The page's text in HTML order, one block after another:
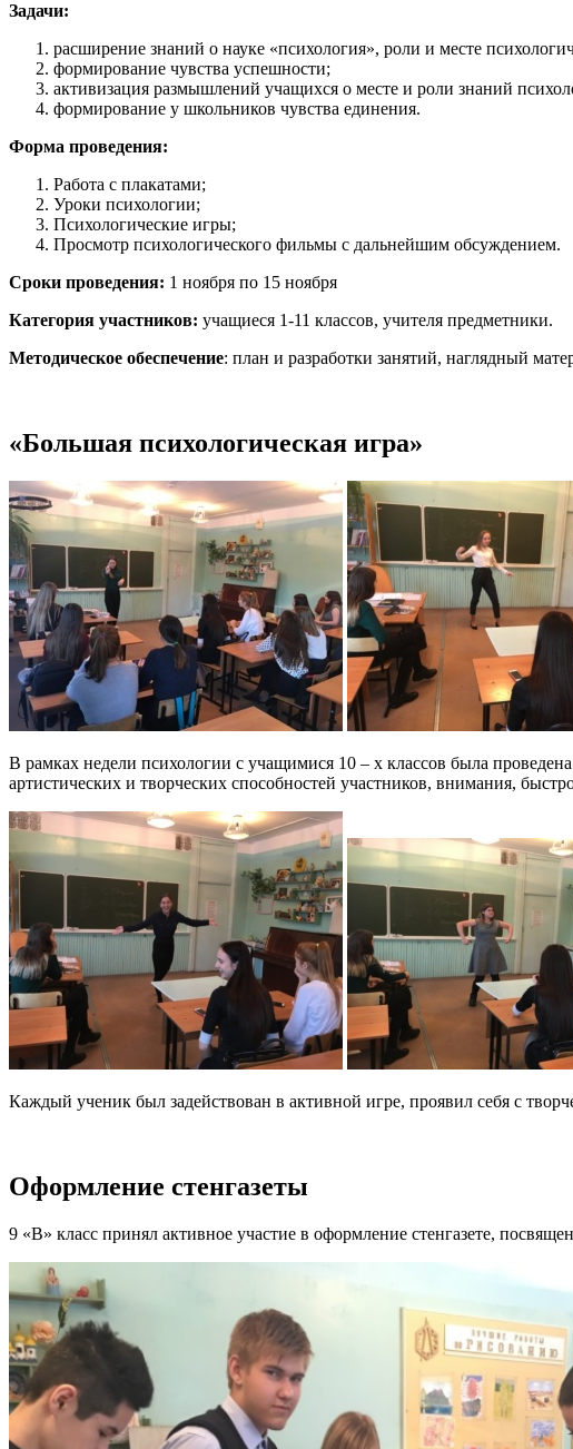
Задачи:
расширение знаний о науке «психология», роли и месте
формирование чувства успешности;
активизация размышлений учащихся о месте и роли знаний
формирование у школьников чувства единения.
Форма проведения:
Работа с плакатами;
Уроки психологии;
Психологические игры;
Просмотр психологического фильмы с дальнейшим обсуждением.
Сроки проведения: 1 ноября по 15 ноября
Категория участников: учащиеся 1-11 классов, учителя предметники.
Методическое обеспечение: план и разработки занятий, наглядный
«Большая психологическая игра»
В рамках недели психологии с учащимися 10 – х классов была
артистических и творческих способностей участников, внимания,
Каждый ученик был задействован в активной игре, проявил себя с
Оформление стенгазеты
9 «В» класс принял активное участие в оформление стенгазете,